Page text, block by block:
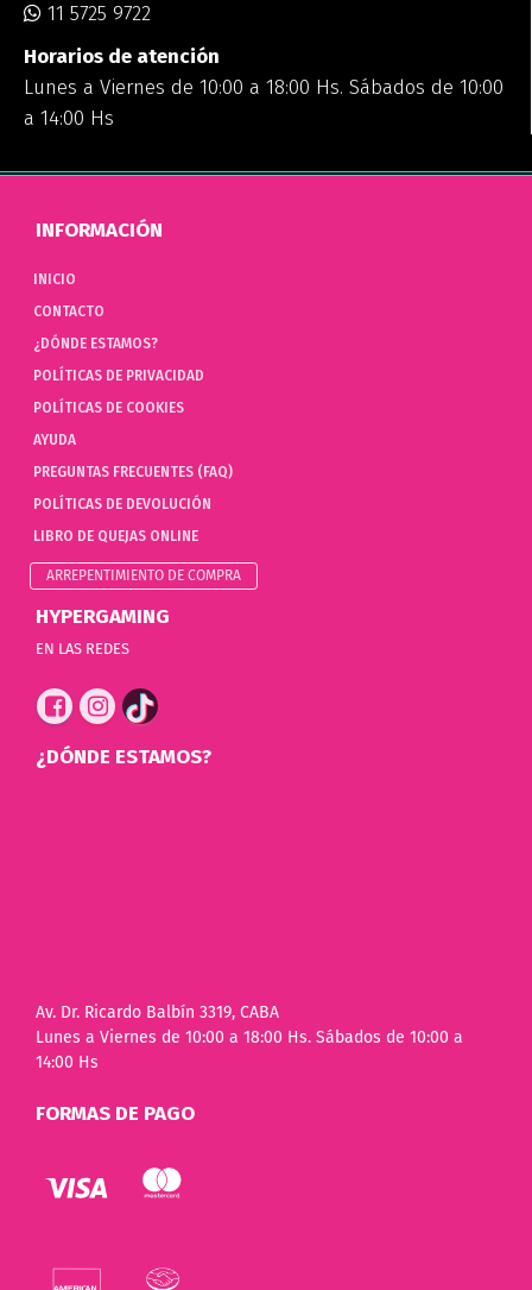
11 5725 9722
Horarios de atención
Lunes a Viernes de 10:00 a 18:00 Hs. Sábados de 10:00
a 14:00 Hs
INFORMACIÓN
INICIO
CONTACTO
¿DÓNDE ESTAMOS?
POLÍTICAS DE PRIVACIDAD
POLÍTICAS DE COOKIES
AYUDA
PREGUNTAS FRECUENTES (FAQ)
POLÍTICAS DE DEVOLUCIÓN
LIBRO DE QUEJAS ONLINE
ARREPENTIMIENTO DE COMPRA
HYPERGAMING
EN LAS REDES
¿DÓNDE ESTAMOS?
Av. Dr. Ricardo Balbín 3319, CABA
Lunes a Viernes de 10:00 a 18:00 Hs. Sábados de 10:00 a
14:00 Hs
FORMAS DE PAGO